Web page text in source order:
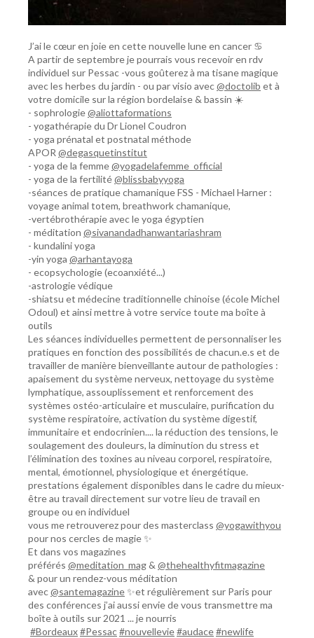
J’ai le cœur en joie en cette nouvelle lune en cancer ♋️
A partir de septembre je pourrais vous recevoir en rdv
individuel sur Pessac -vous goûterez à ma tisane magique
avec les herbes du jardin - ou par visio avec@doctolib et à
votre domicile sur la région bordelaise & bassin ☀️
- sophrologie@aliottaformations
- yogathérapie du Dr Lionel Coudron
- yoga prénatal et postnatal méthode
APOR @degasquetinstitut
- yoga de la femme@yogadelafemme_official
- yoga de la fertilité@blissbabyyoga
-séances de pratique chamanique FSS - Michael Harner :
voyage animal totem, breathwork chamanique,
-vertébrothérapie avec le yoga égyptien
- méditation @sivanandadhanwantariashram
- kundalini yoga
-yin yoga @arhantayoga
- ecopsychologie (ecoanxiété...)
-astrologie védique
-shiatsu et médecine traditionnelle chinoise (école Michel
Odoul) et ainsi mettre à votre service toute ma boîte à
outils
Les séances individuelles permettent de personnaliser les
pratiques en fonction des possibilités de chacun.e.s et de
travailler de manière bienveillante autour de pathologies :
apaisement du système nerveux, nettoyage du système
lymphatique, assouplissement et renforcement des
systèmes ostéo-articulaire et musculaire, purification du
système respiratoire, activation du système digestif,
immunitaire et endocrinien.... la réduction des tensions, le
soulagement des douleurs, la diminution du stress et
l’élimination des toxines au niveau corporel, respiratoire,
mental, émotionnel, physiologique et énergétique.
prestations également disponibles dans le cadre du mieux-
être au travail directement sur votre lieu de travail en
groupe ou en individuel
vous me retrouverez pour des masterclass @yogawithyou
pour nos cercles de magie ✨
Et dans vos magazines
préférés @meditation_mag& @thehealthyfitmagazine
& pour un rendez-vous méditation
avec@santemagazine✨et régulièrement sur Paris pour
des conférences j’ai aussi envie de vous transmettre ma
boîte à outils sur 2021 ... je nourris
#Bordeaux#Pessac#nouvellevie#audace#newlife